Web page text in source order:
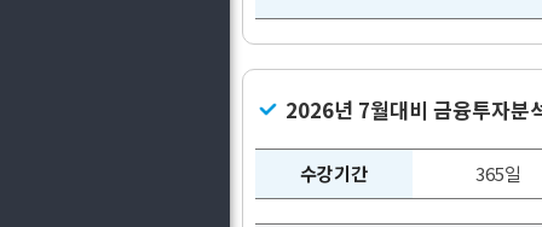
2026년 7월대비 금융투자
수강기간 365일